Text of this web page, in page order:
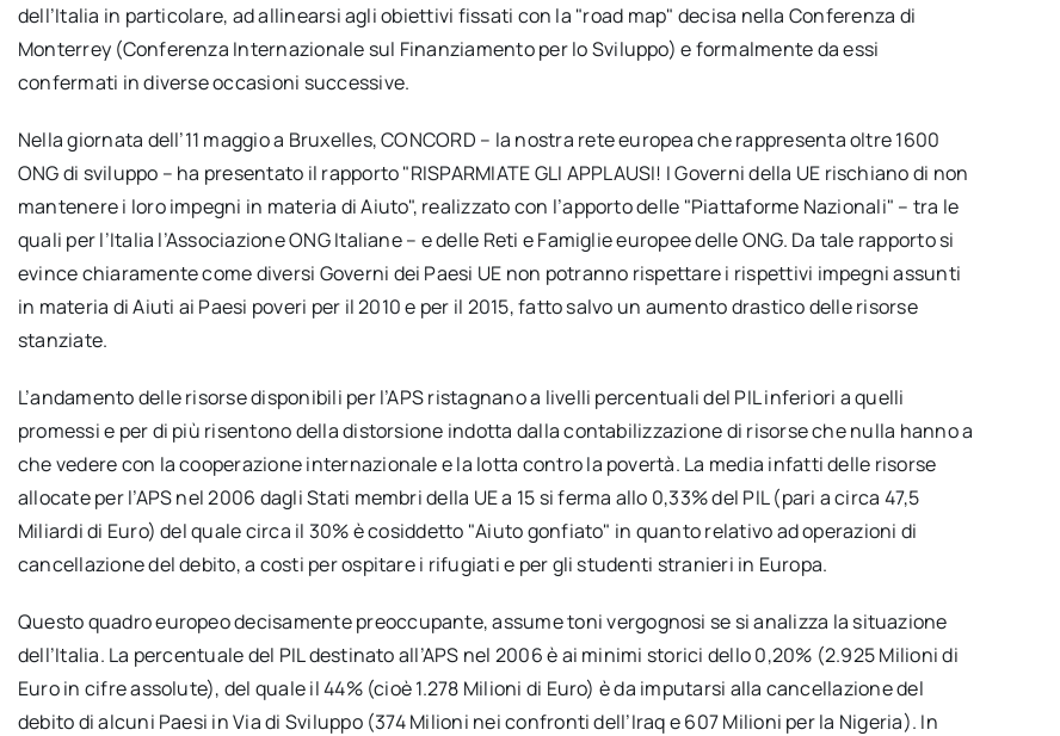
dell’Italia in particolare, ad allinearsi agli obiettivi fissati con la "road map" decisa nella Conferenza di
Monterrey (Conferenza Internazionale sul Finanziamento per lo Sviluppo) e formalmente da essi
confermati in diverse occasioni successive.
Nella giornata dell’11 maggio a Bruxelles, CONCORD – la nostra rete europea che rappresenta oltre 1600
ONG di sviluppo – ha presentato il rapporto "RISPARMIATE GLI APPLAUSI! I Governi della UE rischiano di non
mantenere i loro impegni in materia di Aiuto", realizzato con l’apporto delle "Piattaforme Nazionali" – tra le
quali per l’Italia l’Associazione ONG Italiane – e delle Reti e Famiglie europee delle ONG. Da tale rapporto si
evince chiaramente come diversi Governi dei Paesi UE non potranno rispettare i rispettivi impegni assunti
in materia di Aiuti ai Paesi poveri per il 2010 e per il 2015, fatto salvo un aumento drastico delle risorse
stanziate.
L’andamento delle risorse disponibili per l’APS ristagnano a livelli percentuali del PIL inferiori a quelli
promessi e per di più risentono della distorsione indotta dalla contabilizzazione di risorse che nulla hanno a
che vedere con la cooperazione internazionale e la lotta contro la povertà. La media infatti delle risorse
allocate per l’APS nel 2006 dagli Stati membri della UE a 15 si ferma allo 0,33% del PIL (pari a circa 47,5
Miliardi di Euro) del quale circa il 30% è cosiddetto "Aiuto gonfiato" in quanto relativo ad operazioni di
cancellazione del debito, a costi per ospitare i rifugiati e per gli studenti stranieri in Europa.
Questo quadro europeo decisamente preoccupante, assume toni vergognosi se si analizza la situazione
dell’Italia. La percentuale del PIL destinato all’APS nel 2006 è ai minimi storici dello 0,20% (2.925 Milioni di
Euro in cifre assolute), del quale il 44% (cioè 1.278 Milioni di Euro) è da imputarsi alla cancellazione del
debito di alcuni Paesi in Via di Sviluppo (374 Milioni nei confronti dell’Iraq e 607 Milioni per la Nigeria). In